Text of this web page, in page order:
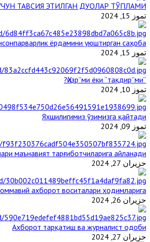
ТАВСИЯ ЭТИЛГАН ДУОЛАР ТЎПЛАМИ
تموز 15, 2024
ёрдамини уюштирган саҳоба
تموز 15, 2024
“Ҳизр”ми ёки “тақдир”ми?
تموز 10, 2024
Яхшилигимиз ўзимизга қайтади
تموز 09, 2024
маънавият тарғиботчиларига айланади
حزيران 27, 2024
ахборот воситалари ходимларига
حزيران 26, 2024
Ахборот тарқатиш ва журналист одоби
حزيران 27, 2024